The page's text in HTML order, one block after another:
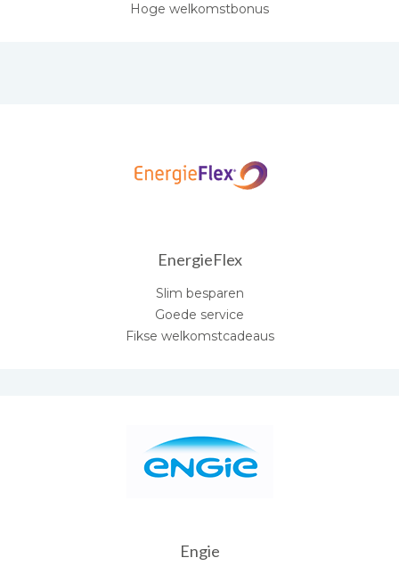
Hoge welkomstbonus
EnergieFlex
Slim besparen
Goede service
Fikse welkomstcadeaus
Engie